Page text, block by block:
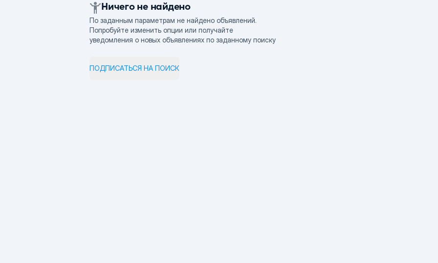
Ничего не найдено
По заданным параметрам не найдено объявлений.
Попробуйте изменить опции или получайте
уведомления о новых объявлениях по заданному поиску
ПОДПИСАТЬСЯ НА ПОИСК